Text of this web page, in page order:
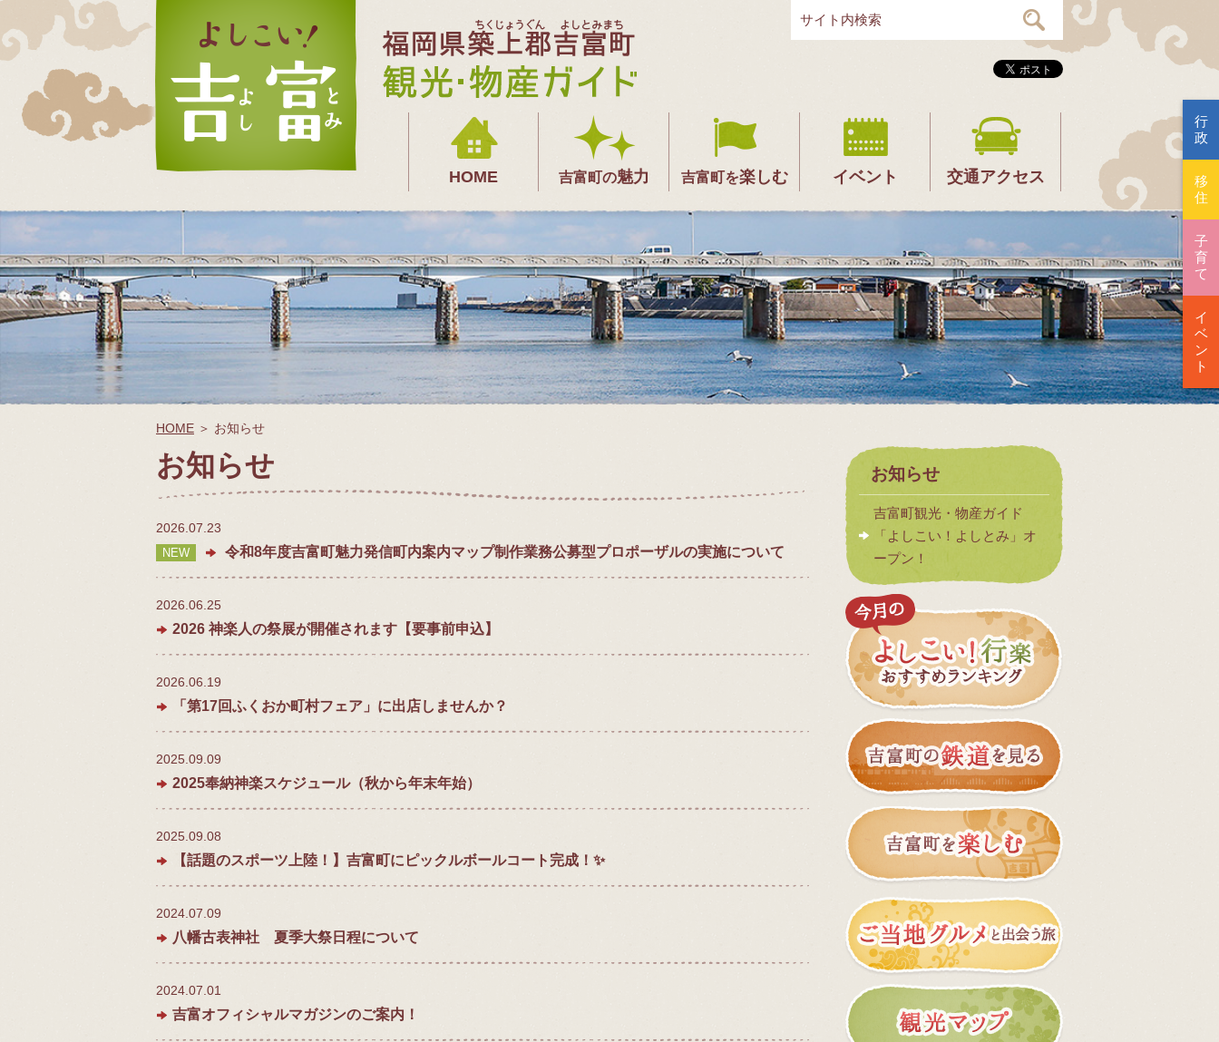
HOME 吉富町の魅力 吉富町を楽しむ イベント 交通アクセス
HOME ＞ お知らせ
お知らせ
2026.07.23
NEW
令和8年度吉富町魅力発信町内案内マップ制作業務公募型プロポーザルの実施について
2026.06.25
2026 神楽人の祭展が開催されます【要事前申込】
2026.06.19
「第17回ふくおか町村フェア」に出店しませんか？
2025.09.09
2025奉納神楽スケジュール（秋から年末年始）
2025.09.08
【話題のスポーツ上陸！】吉富町にピックルボールコート完成！✨
2024.07.09
八幡古表神社 夏季大祭日程について
2024.07.01
吉富オフィシャルマガジンのご案内！
お知らせ
吉富町観光・物産ガイド
「よしこい！よしとみ」オ
ープン！
行
政
移
住
子
育
て
イ
ベ
ン
ト